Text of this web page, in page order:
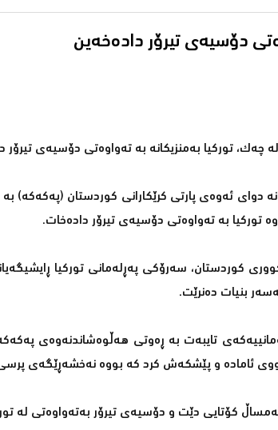
دۆسیەی تیرۆر دادەخەین
چەك، توركیا بەمنزیكانە بە تەواوەتی دۆسیەی تیرۆر
دوای ئەوەی پارتی كرێكارانی كوردستان (پەكەكە)
توركیا بە تەواوەتی دۆسیەی تیرۆر دادەخات.
كوردستان، سەرۆكی پەڕلەمانی توركیا
بنیات دەنرێت.
تایبەت بە ڕەوتی هەڵوەشاندنەوەی
ئامادە و پێشكەش كرد كە بووە نەخشەڕێگەی
كۆتایی دێت و دۆسیەی تیرۆر بەتەواوەتی لە